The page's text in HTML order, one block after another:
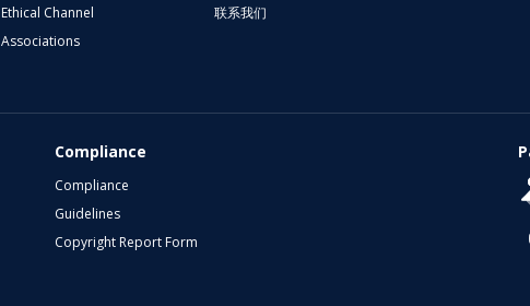
Ethical Channel
Associations
联系我们
Compliance
Compliance
Guidelines
Copyright Report Form